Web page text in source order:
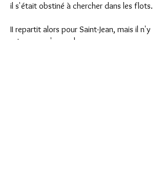
il s'était obstiné à chercher dans les flots.
II repartit alors pour Saint-Jean, mais il n'y
retrouva qu'un cadavre.